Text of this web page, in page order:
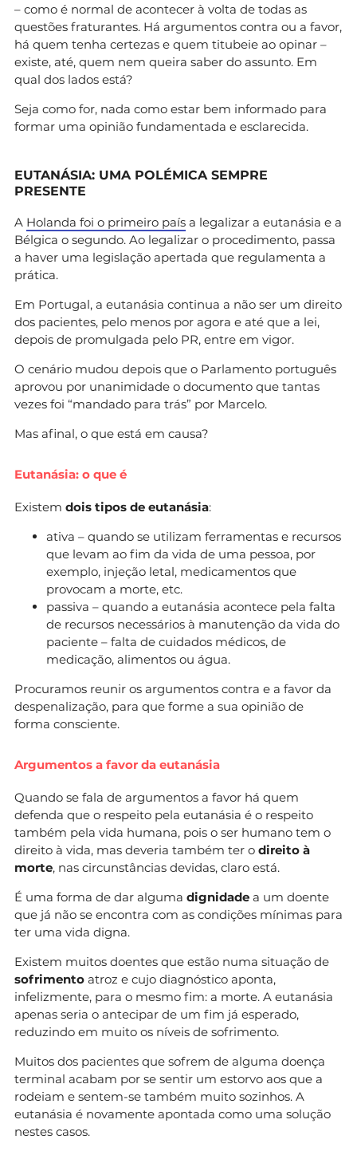
– como é normal de acontecer à volta de todas as
questões fraturantes. Há argumentos contra ou a favor,
há quem tenha certezas e quem titubeie ao opinar –
existe, até, quem nem queira saber do assunto. Em
qual dos lados está?
Seja como for, nada como estar bem informado para
formar uma opinião fundamentada e esclarecida.
EUTANÁSIA: UMA POLÉMICA SEMPRE
PRESENTE
A Holanda foi o primeiro país a legalizar a eutanásia e a
Bélgica o segundo. Ao legalizar o procedimento, passa
a haver uma legislação apertada que regulamenta a
prática.
Em Portugal, a eutanásia continua a não ser um direito
dos pacientes, pelo menos por agora e até que a lei,
depois de promulgada pelo PR, entre em vigor.
O cenário mudou depois que o Parlamento português
aprovou por unanimidade o documento que tantas
vezes foi “mandado para trás” por Marcelo.
Mas afinal, o que está em causa?
Eutanásia: o que é
Existem dois tipos de eutanásia:
ativa – quando se utilizam ferramentas e recursos
que levam ao fim da vida de uma pessoa, por
exemplo, injeção letal, medicamentos que
provocam a morte, etc.
passiva – quando a eutanásia acontece pela falta
de recursos necessários à manutenção da vida do
paciente – falta de cuidados médicos, de
medicação, alimentos ou água.
Procuramos reunir os argumentos contra e a favor da
despenalização, para que forme a sua opinião de
forma consciente.
Argumentos a favor da eutanásia
Quando se fala de argumentos a favor há quem
defenda que o respeito pela eutanásia é o respeito
também pela vida humana, pois o ser humano tem o
direito à vida, mas deveria também ter o direito à
morte, nas circunstâncias devidas, claro está.
É uma forma de dar alguma dignidade a um doente
que já não se encontra com as condições mínimas para
ter uma vida digna.
Existem muitos doentes que estão numa situação de
sofrimento atroz e cujo diagnóstico aponta,
infelizmente, para o mesmo fim: a morte. A eutanásia
apenas seria o antecipar de um fim já esperado,
reduzindo em muito os níveis de sofrimento.
Muitos dos pacientes que sofrem de alguma doença
terminal acabam por se sentir um estorvo aos que a
rodeiam e sentem-se também muito sozinhos. A
eutanásia é novamente apontada como uma solução
nestes casos.